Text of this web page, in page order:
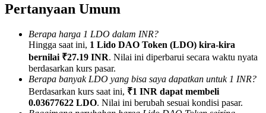
Referensi
Undang teman untuk mendapatkan imbalan tunai
BTC Welcome Rewards
Pertanyaan Umum
Berapa harga 1 LDO dalam INR?
Hingga saat ini, 1 Lido DAO Token (LDO) kira-kira
bernilai ₹27.19 INR. Nilai ini diperbarui secara waktu nyata
berdasarkan kurs pasar.
Berapa banyak LDO yang bisa saya dapatkan untuk 1 INR?
Berdasarkan kurs saat ini, ₹1 INR dapat membeli
0.03677622 LDO. Nilai ini berubah sesuai kondisi pasar.